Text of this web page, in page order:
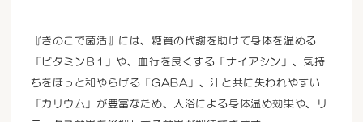
『きのこで菌活』には、糖質の代謝を助けて身体を温める
「ビタミンＢ1」や、血行を良くする「ナイアシン」、気持
ちをほっと和やらげる「GABA」、汗と共に失われやすい
「カリウム」が豊富なため、入浴による身体温め効果や、リ